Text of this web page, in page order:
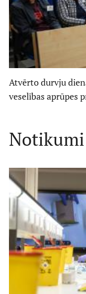
Atvērto durvju
veselības aprūpes
Notikumi